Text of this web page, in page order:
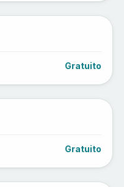
Gratuito
Gratuito